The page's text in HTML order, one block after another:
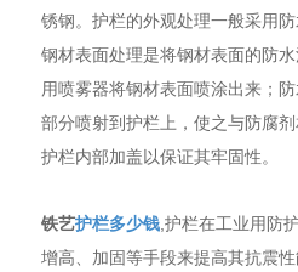
锈钢。护栏的外观处理一般采用
钢材表面处理是将钢材表面的防
用喷雾器将钢材表面喷涂出来；
部分喷射到护栏上，使之与防腐
护栏内部加盖以保证其牢固性。
铁艺护栏多少钱 ,护栏在工业用防
增高、加固等手段来提高其抗震